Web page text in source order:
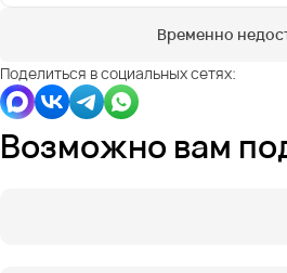
Временно
Поделиться в социальных сетях:
Возможно вам